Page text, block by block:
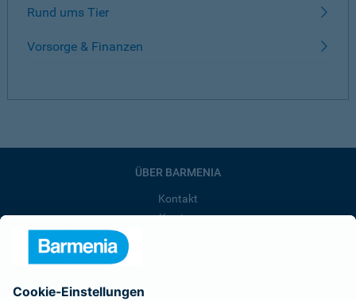
Rund ums Tier
Vorsorge & Finanzen
ÜBER BARMENIA
Kontakt
Karriere
Affiliate-Partner werden